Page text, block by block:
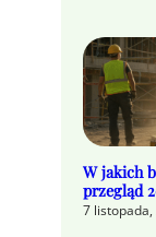
W jakich
przegląd
7 listopada,